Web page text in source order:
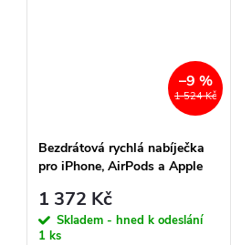
1 524 Kč
–9 %
Bezdrátová rychlá nabíječka
pro iPhone, AirPods a Apple
Wireless Charger White
1 372 Kč
Skladem - hned k odeslání
1 ks